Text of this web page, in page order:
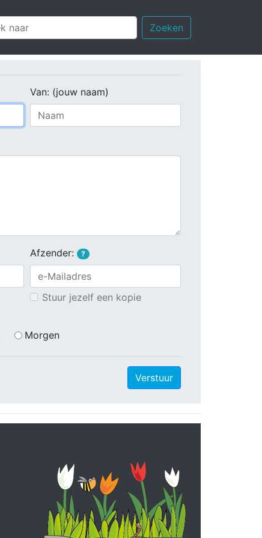
Zoeken
Van: (jouw naam)
Afzender: ?
Stuur jezelf een kopie
Morgen
Verstuur